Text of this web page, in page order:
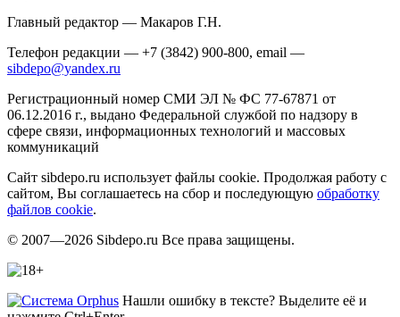
Главный редактор — Макаров Г.Н.
Телефон редакции — +7 (3842) 900-800, email —
sibdepo@yandex.ru
Регистрационный номер СМИ ЭЛ № ФС 77-67871 от
06.12.2016 г., выдано Федеральной службой по надзору в
сфере связи, информационных технологий и массовых
коммуникаций
Сайт sibdepo.ru использует файлы cookie. Продолжая работу с
сайтом, Вы соглашаетесь на сбор и последующую обработку
файлов cookie.
© 2007—2026 Sibdepo.ru Все права защищены.
Нашли ошибку в тексте? Выделите её и